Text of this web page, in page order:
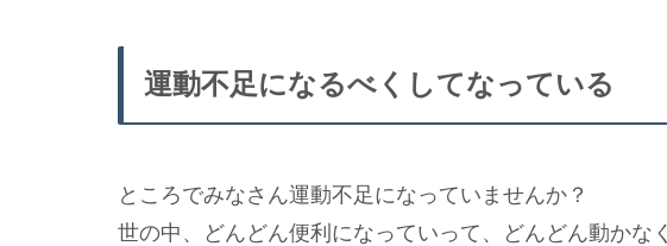
運動不足になるべくしてなっている
ところでみなさん運動不足になっていませんか？
世の中、どんどん便利になっていって、どんどん動かな